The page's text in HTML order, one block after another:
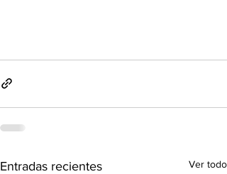
Entradas recientes Ver todo